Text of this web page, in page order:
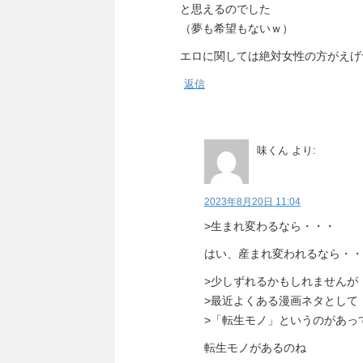
と思えるのでした
（夢も希望もないｗ）
エロに関しては絶対女性の方がえ
返信
味くん より:
2023年8月20日 11:04
>生まれ変わるなら・・・
はい、産まれ変われるなら・・
>少しずれるかもしれませんが
>最近よくある漫画ネタとして
>「転生モノ」というのがあっ
転生モノがあるのね